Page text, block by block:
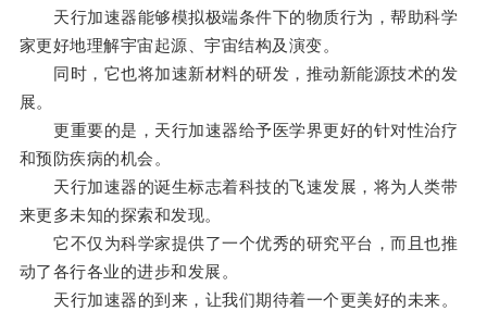
天行加速器能够模拟极端条件下的物质行为，帮助科学
家更好地理解宇宙起源、宇宙结构及演变。
同时，它也将加速新材料的研发，推动新能源技术的发
展。
更重要的是，天行加速器给予医学界更好的针对性治疗
和预防疾病的机会。
天行加速器的诞生标志着科技的飞速发展，将为人类带
来更多未知的探索和发现。
它不仅为科学家提供了一个优秀的研究平台，而且也推
动了各行各业的进步和发展。
天行加速器的到来，让我们期待着一个更美好的未来。